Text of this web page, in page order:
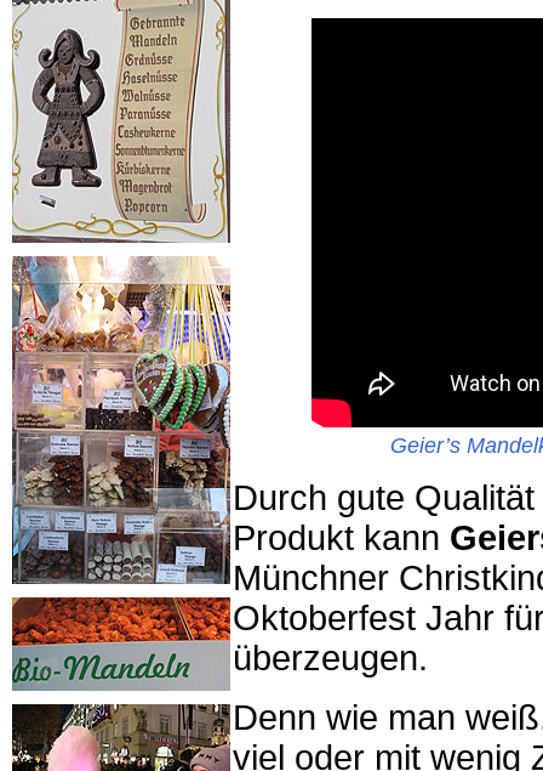
Geier’s
Durch gute
Produkt kann
Münchner
Oktoberfest Jahr
überzeugen.
Denn wie man
viel oder mit wenig